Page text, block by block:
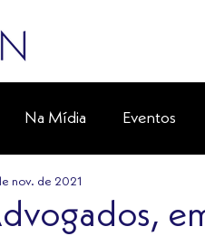
Na Mídia Eventos
nov. de 2021